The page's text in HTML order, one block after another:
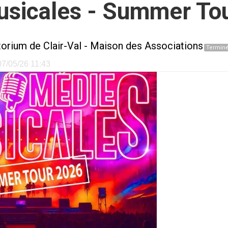
- Summer
de Clair-Val - Maison des Associations
05/26 11:43